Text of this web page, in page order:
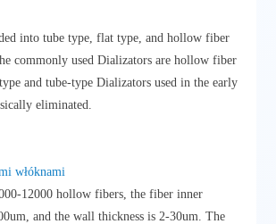
into tube type, flat type, and hollow fiber
commonly used Dializators are hollow fiber
and tube-type Dializators used in the early
eliminated.
włóknami
12000 hollow fibers, the fiber inner
and the wall thickness is 2-30um. The